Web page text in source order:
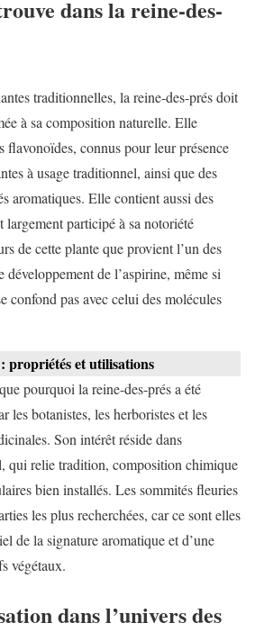
dans la reine-des-
traditionnelles, la reine-des-prés doit
à sa composition naturelle. Elle
flavonoïdes, connus pour leur présence
à usage traditionnel, ainsi que des
aromatiques. Elle contient aussi des
participé à sa notoriété
de cette plante que provient l’un des
développement de l’aspirine, même si
confond pas avec celui des molécules
propriétés et utilisations
pourquoi la reine-des-prés a été
les botanistes, les herboristes et les
Son intérêt réside dans
qui relie tradition, composition chimique
bien installés. Les sommités fleuries
les plus recherchées, car ce sont elles
de la signature aromatique et d’une
végétaux.
dans l’univers des